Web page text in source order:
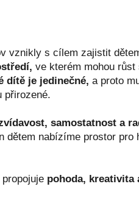
vznikly s cílem zajistit
ve kterém mohou
dítě je jedinečné, a proto
přirozené.
samostatnost a
dětem nabízíme prostor pro
pohoda, kreativita